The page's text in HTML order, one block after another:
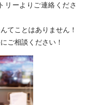
リーよりご連絡くださ
てことはありません！
ご相談ください！